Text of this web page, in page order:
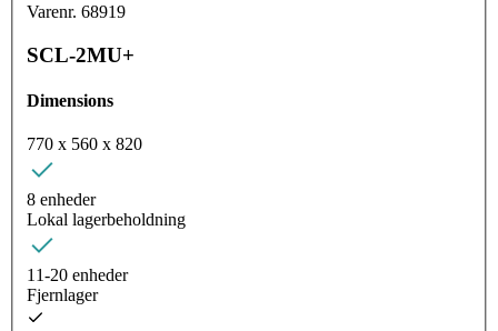
Varenr. 68919
SCL-2MU+
Dimensions
770 x 560 x 820
8 enheder
Lokal lagerbeholdning
11-20 enheder
Fjernlager